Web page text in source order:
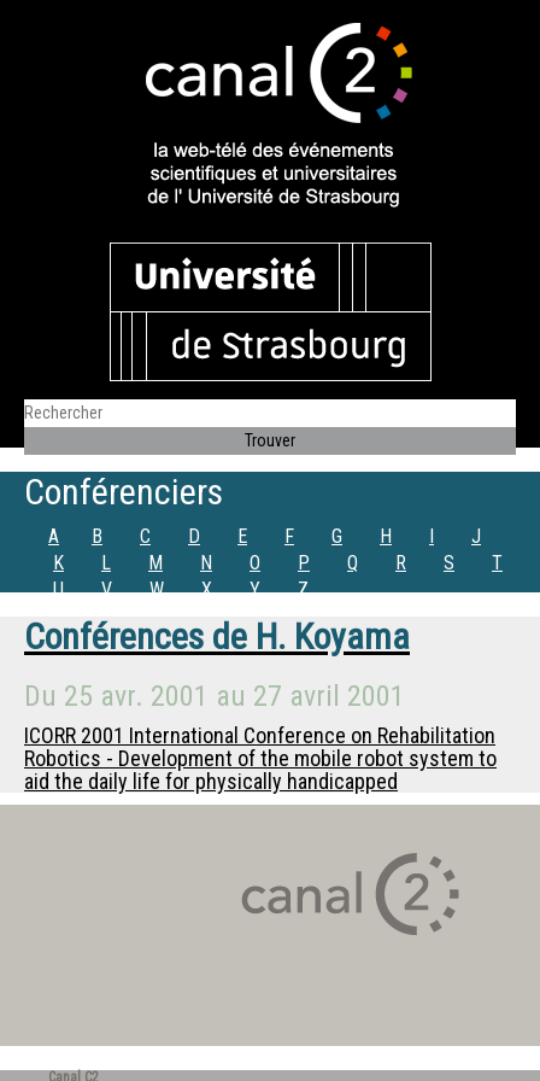
Conférenciers
A B C D E F G H I
J
K
L M N O P Q R S
T
U
V W X Y Z
Conférences de H. Koyama
Du 25 avr. 2001 au 27 avril 2001
ICORR 2001 International Conference on Rehabilitation
Robotics - Development of the mobile robot system to
aid the daily life for physically handicapped
Canal C2